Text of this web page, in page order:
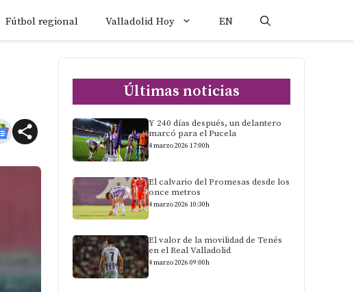
Fútbol regional Valladolid Hoy EN
Últimas noticias
Y 240 días después, un delantero
marcó para el Pucela
4 marzo 2026 17:00h
El calvario del Promesas desde los
once metros
4 marzo 2026 10:30h
El valor de la movilidad de Tenés
en el Real Valladolid
4 marzo 2026 09:00h